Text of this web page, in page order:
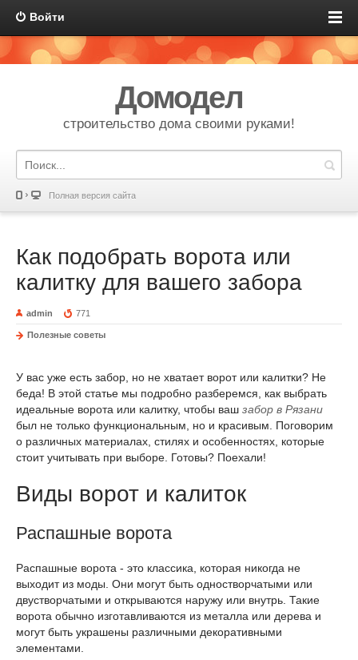
Войти
Домодел
строительство дома своими руками!
Полная версия сайта
Как подобрать ворота или
калитку для вашего забора
admin 771
Полезные советы
У вас уже есть забор, но не хватает ворот или калитки? Не
беда! В этой статье мы подробно разберемся, как выбрать
идеальные ворота или калитку, чтобы ваш забор в Рязани
был не только функциональным, но и красивым. Поговорим
о различных материалах, стилях и особенностях, которые
стоит учитывать при выборе. Готовы? Поехали!
Виды ворот и калиток
Распашные ворота
Распашные ворота - это классика, которая никогда не
выходит из моды. Они могут быть одностворчатыми или
двустворчатыми и открываются наружу или внутрь. Такие
ворота обычно изготавливаются из металла или дерева и
могут быть украшены различными декоративными
элементами.